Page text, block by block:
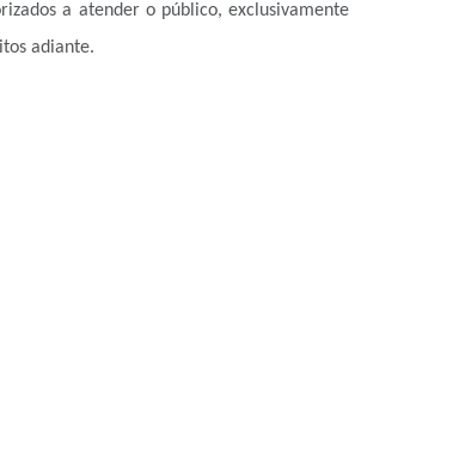
a atender o público, exclusivamente
adiante.